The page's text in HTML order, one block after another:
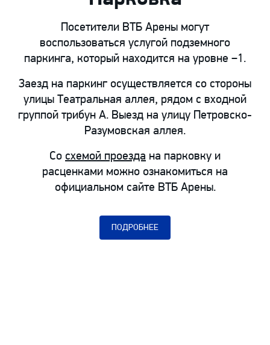
Люди с инвалидностью,
использующие кресло-
коляску для передвижения,
имеют право посещать любой
бесплатно. Право на
бесплатное посещение
распространяется также на
одного сопровождающего.
Для посещения арены и
просмотра матчей со
специально оборудованных
мест, необходимо получить
билет у Стюарда на любом из
входов Стадиона.
Посетители ВТБ Арены могут
воспользоваться услугой подземного
паркинга, который находится на уровне −1.
Заезд на паркинг осуществляется со стороны
улицы Театральная аллея, рядом с входной
группой трибун А. Выезд на улицу Петровско-
Разумовская аллея.
Со схемой проезда на парковку и
расценками можно ознакомиться на
официальном сайте ВТБ Арены.
ПОДРОБНЕЕ